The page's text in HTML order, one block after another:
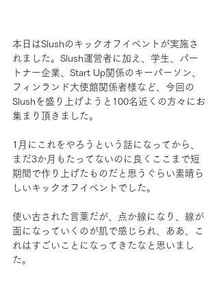
本日はSlushのキックオフイベントが実施さ
れました。Slush運営者に加え、学生、パー
トナー企業、Start Up関係のキーパーソン、
フィンランド大使館関係者様など、今回の
Slushを盛り上げようと100名近くの方々にお
集まり頂きました。
1月にこれをやろうという話になってから、
まだ3か月もたってないのに良くここまで短
期間で作り上げたものだと思うぐらい素晴ら
しいキックオフイベントでした。
使い古された言葉だが、点か線になり、線が
面になっていくのが肌で感じられ、ああ、こ
れはすごいことになってきたなと思いまし
た。